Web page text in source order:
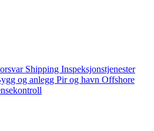
Shipping Inspeksjonstjenester
og anlegg Pir og havn Offshore